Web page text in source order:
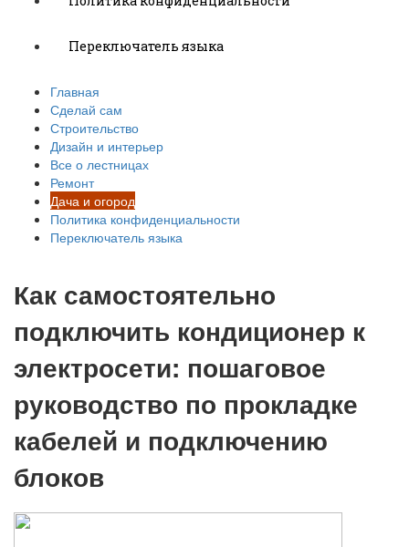
Переключатель языка
Главная
Сделай сам
Строительство
Дизайн и интерьер
Все о лестницах
Ремонт
Дача и огород
Политика конфиденциальности
Переключатель языка
Как самостоятельно
подключить кондиционер к
электросети: пошаговое
руководство по прокладке
кабелей и подключению
блоков